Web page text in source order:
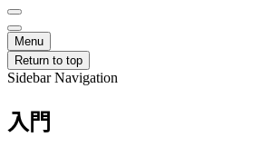
Menu
Return to top
Sidebar Navigation
入門